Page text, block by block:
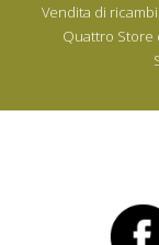
Vendita di
Quattro Store